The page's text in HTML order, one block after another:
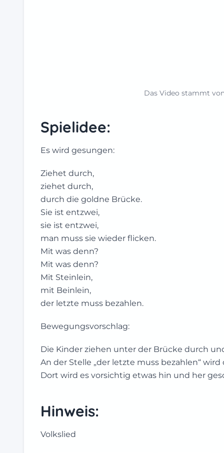
Das Video stammt
Spielidee:
Es wird gesungen:
Ziehet durch,
ziehet durch,
durch die goldne Brücke.
Sie ist entzwei,
sie ist entzwei,
man muss sie wieder flicken.
Mit was denn?
Mit was denn?
Mit Steinlein,
mit Beinlein,
der letzte muss bezahlen.
Bewegungsvorschlag:
Die Kinder ziehen unter der Brücke durch
An der Stelle „der letzte muss bezahlen“
Dort wird es vorsichtig etwas hin und her
Hinweis:
Volkslied